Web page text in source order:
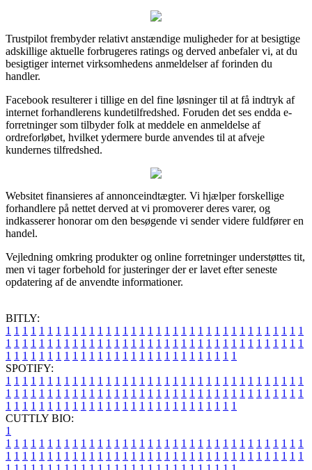
Trustpilot frembyder relativt anstændige muligheder for at besigtige
adskillige aktuelle forbrugeres ratings og derved anbefaler vi, at du
besigtiger internet virksomhedens anmeldelser af forinden du
handler.
Facebook resulterer i tillige en del fine løsninger til at få indtryk af
internet forhandlerens kundetilfredshed. Foruden det ses endda e-
forretninger som tilbyder folk at meddele en anmeldelse af
ordreforløbet, hvilket ydermere burde anvendes til at afveje
kundernes tilfredshed.
Websitet finansieres af annonceindtægter. Vi hjælper forskellige
forhandlere på nettet derved at vi promoverer deres varer, og
indkasserer honorar om den besøgende vi sender videre fuldfører en
handel.
Vejledning omkring produkter og online forretninger understøttes tit,
men vi tager forbehold for justeringer der er lavet efter seneste
opdatering af de anvendte informationer.
BITLY:
1 1 1 1 1 1 1 1 1 1 1 1 1 1 1 1 1 1 1 1 1 1 1 1 1 1 1 1 1 1 1 1 1 1 1 1
1 1 1 1 1 1 1 1 1 1 1 1 1 1 1 1 1 1 1 1 1 1 1 1 1 1 1 1 1 1 1 1 1 1 1 1
1 1 1 1 1 1 1 1 1 1 1 1 1 1 1 1 1 1 1 1 1 1 1 1 1 1 1 1
SPOTIFY:
1 1 1 1 1 1 1 1 1 1 1 1 1 1 1 1 1 1 1 1 1 1 1 1 1 1 1 1 1 1 1 1 1 1 1 1
1 1 1 1 1 1 1 1 1 1 1 1 1 1 1 1 1 1 1 1 1 1 1 1 1 1 1 1 1 1 1 1 1 1 1 1
1 1 1 1 1 1 1 1 1 1 1 1 1 1 1 1 1 1 1 1 1 1 1 1 1 1 1 1
CUTTLY BIO:
1
1 1 1 1 1 1 1 1 1 1 1 1 1 1 1 1 1 1 1 1 1 1 1 1 1 1 1 1 1 1 1 1 1 1 1 1
1 1 1 1 1 1 1 1 1 1 1 1 1 1 1 1 1 1 1 1 1 1 1 1 1 1 1 1 1 1 1 1 1 1 1 1